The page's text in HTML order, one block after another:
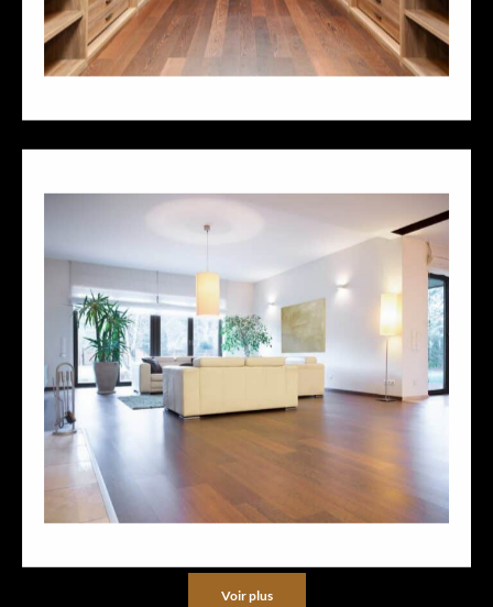
Voir plus